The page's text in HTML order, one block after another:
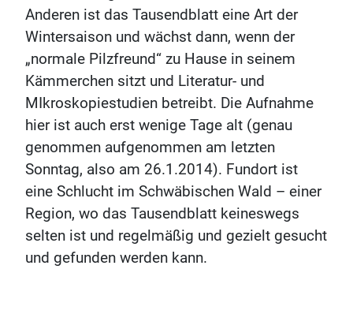
Anderen ist das Tausendblatt eine Art der
Wintersaison und wächst dann, wenn der
„normale Pilzfreund“ zu Hause in seinem
Kämmerchen sitzt und Literatur- und
MIkroskopiestudien betreibt. Die Aufnahme
hier ist auch erst wenige Tage alt (genau
genommen aufgenommen am letzten
Sonntag, also am 26.1.2014). Fundort ist
eine Schlucht im Schwäbischen Wald – einer
Region, wo das Tausendblatt keineswegs
selten ist und regelmäßig und gezielt gesucht
und gefunden werden kann.